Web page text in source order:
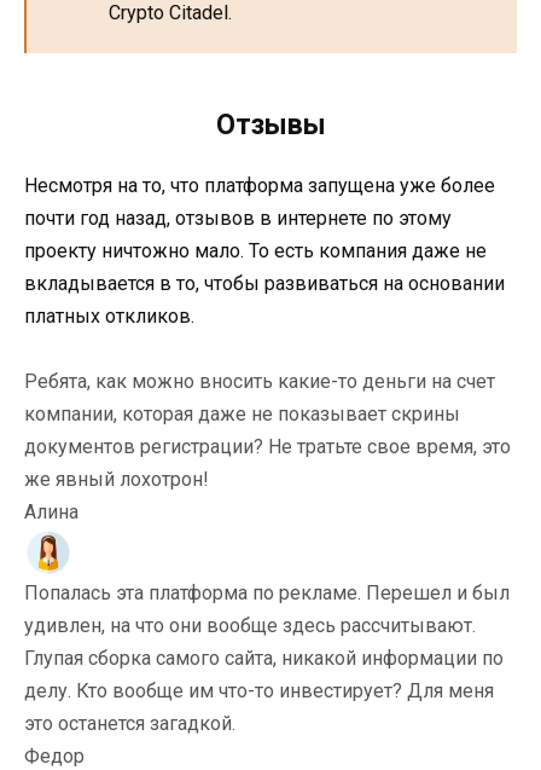
Crypto Citadel.
Отзывы
Несмотря на то, что платформа запущена уже более
почти год назад, отзывов в интернете по этому
проекту ничтожно мало. То есть компания даже не
вкладывается в то, чтобы развиваться на основании
платных откликов.
Ребята, как можно вносить какие-то деньги на счет
компании, которая даже не показывает скрины
документов регистрации? Не тратьте свое время, это
же явный лохотрон!
Алина
Попалась эта платформа по рекламе. Перешел и был
удивлен, на что они вообще здесь рассчитывают.
Глупая сборка самого сайта, никакой информации по
делу. Кто вообще им что-то инвестирует? Для меня
это останется загадкой.
Федор